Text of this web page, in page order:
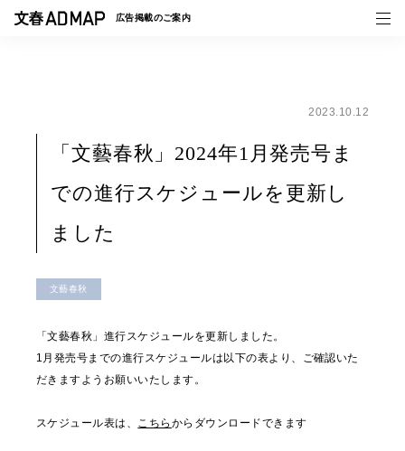
広告掲載のご案内
事例一覧
トピックス
2023.10.12
「文藝春秋」2024年1月発売号ま
での進行スケジュールを更新し
ました
文藝春秋
「文藝春秋」進行スケジュールを更新しました。
1月発売号までの進行スケジュールは以下の表より、ご確認いた
だきますようお願いいたします。
スケジュール表は、 こちら からダウンロードできます